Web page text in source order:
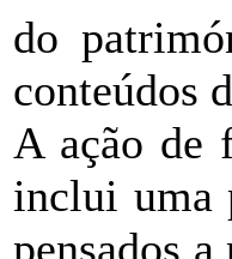
do
conteúdos
A ação de
inclui uma
pensados